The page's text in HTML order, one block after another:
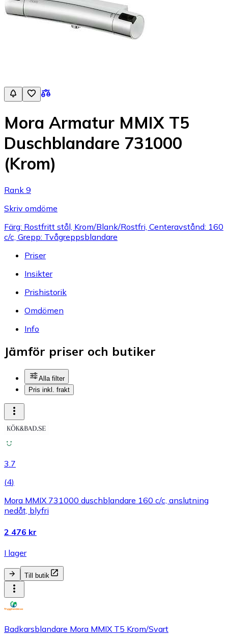
Mora Armatur MMIX T5
Duschblandare 731000
(Krom)
Rank 9
Skriv omdöme
Färg: Rostfritt stål, Krom/Blank/Rostfri, Centeravstånd: 160
c/c, Grepp: Tvågreppsblandare
Priser
Insikter
Prishistorik
Omdömen
Info
Jämför priser och butiker
Alla filter
Pris inkl. frakt
3.7
(4)
Mora MMIX 731000 duschblandare 160 c/c, anslutning
nedåt, blyfri
2 476 kr
I lager
Till butik
Badkarsblandare Mora MMIX T5 Krom/Svart